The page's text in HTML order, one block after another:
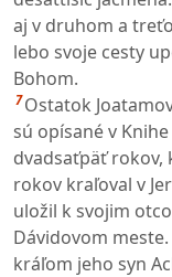
aj v druhom a
lebo svoje cesty
Bohom.
7 Ostatok
sú opísané v
dvadsaťpäť rokov,
rokov kraľoval v
uložil k svojim
Dávidovom
kráľom jeho syn